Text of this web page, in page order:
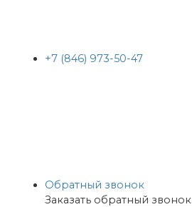
+7 (846) 973-50-47
Обратный звонок
Заказать обратный звонок